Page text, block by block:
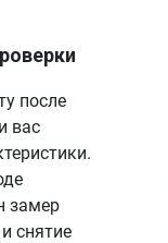
после
вас
замер
снятие